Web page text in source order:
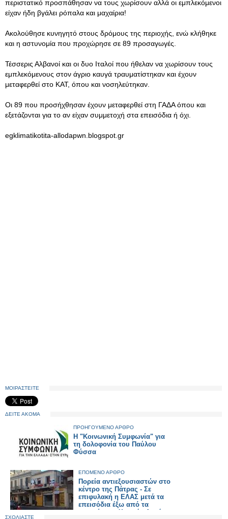
περιστατικό προσπάθησαν να τους χωρίσουν αλλά οι εμπλεκόμενοι
είχαν ήδη βγάλει ρόπαλα και μαχαίρια!
Ακολούθησε κυνηγητό στους δρόμους της περιοχής, ενώ κλήθηκε
και η αστυνομία που προχώρησε σε 89 προσαγωγές.
Τέσσερις Αλβανοί και οι δυο Ιταλοί που ήθελαν να χωρίσουν τους
εμπλεκόμενους στον άγριο καυγά τραυματίστηκαν και έχουν
μεταφερθεί στο ΚΑΤ, όπου και νοσηλεύτηκαν.
Οι 89 που προσήχθησαν έχουν μεταφερθεί στη ΓΑΔΑ όπου και
εξετάζονται για το αν είχαν συμμετοχή στα επεισόδια ή όχι.
egklimatikotita-allodapwn.blogspot.gr
ΜΟΙΡΑΣΤΕΙΤΕ
ΔΕΙΤΕ ΑΚΟΜΑ
ΠΡΟΗΓΟΥΜΕΝΟ ΑΡΘΡΟ
Η "Κοινωνική Συμφωνία" για
τη δολοφονία του Παύλου
Φύσσα
ΕΠΟΜΕΝΟ ΑΡΘΡΟ
Πορεία αντιεξουσιαστών στο
κέντρο της Πάτρας - Σε
επιφυλακή η ΕΛΑΣ μετά τα
επεισόδια έξω από τα
γραφεία της Χρυσής Αυγής
ΣΧΟΛΙΑΣΤΕ